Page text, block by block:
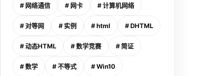
# 网络通信 # 网卡 # 计算机网络
# 对等网 # 实例 # html # DHTML
# 动态HTML # 数学竞赛 # 简证
# 数学 # 不等式 # Win10